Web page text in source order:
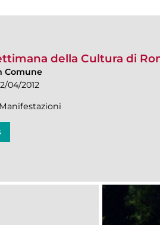
della Cultura di
Comune
04/2012